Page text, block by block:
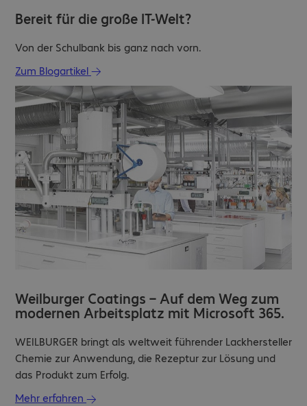
Bereit für die große IT-Welt?
Von der Schulbank bis ganz nach vorn.
Zum Blogartikel
Weilburger Coatings – Auf dem Weg zum
modernen Arbeitsplatz mit Microsoft 365.
WEILBURGER bringt als weltweit führender Lackhersteller
Chemie zur Anwendung, die Rezeptur zur Lösung und
das Produkt zum Erfolg.
Mehr erfahren